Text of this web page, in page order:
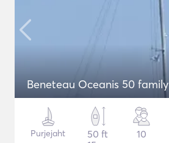
Beneteau Oceanis 50 family
Purjejaht
50 ft
10